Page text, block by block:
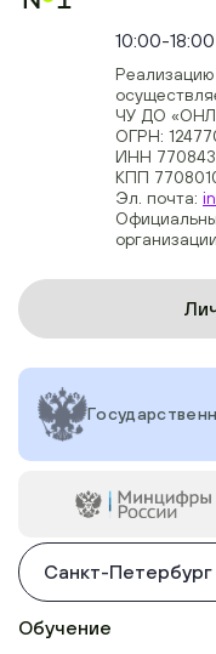
10:00-
ЧУ ДО
ОГРН:
ИНН
КПП
Эл. почта:
Санкт-Петербург
Обучение